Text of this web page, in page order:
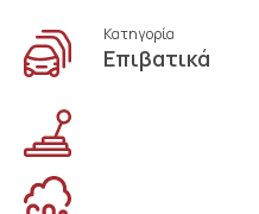
Κατηγορία
Επιβατικά